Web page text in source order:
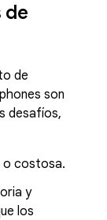
de
de
son
desafíos,
o costosa.
y
los